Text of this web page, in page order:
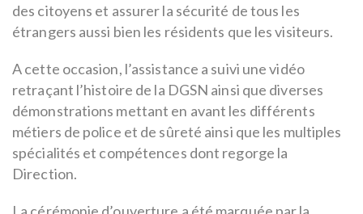
des citoyens et assurer la sécurité de tous les
étrangers aussi bien les résidents que les visiteurs.
A cette occasion, l’assistance a suivi une vidéo
retraçant l’histoire de la DGSN ainsi que diverses
démonstrations mettant en avant les différents
métiers de police et de sûreté ainsi que les multiples
spécialités et compétences dont regorge la
Direction.